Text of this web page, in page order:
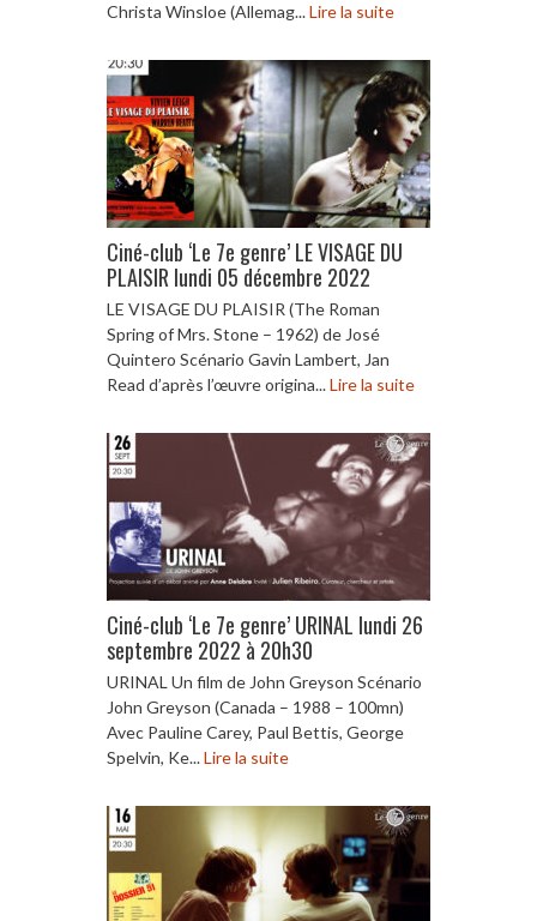
Christa Winsloe (Allemag...Lire la suite
Ciné-club ‘Le 7e genre’ LE VISAGE DU
PLAISIR lundi 05 décembre 2022
LE VISAGE DU PLAISIR (The Roman
Spring of Mrs. Stone – 1962) de José
Quintero Scénario Gavin Lambert, Jan
Read d’après l’œuvre origina...Lire la suite
Ciné-club ‘Le 7e genre’ URINAL lundi 26
septembre 2022 à 20h30
URINAL Un film de John Greyson Scénario
John Greyson (Canada – 1988 – 100mn)
Avec Pauline Carey, Paul Bettis, George
Spelvin, Ke...Lire la suite